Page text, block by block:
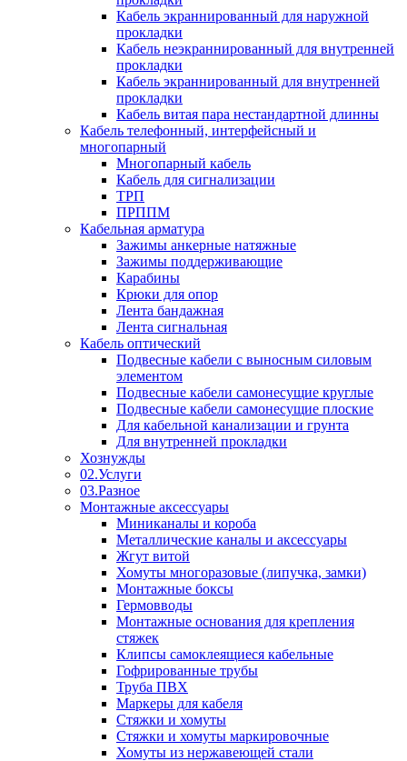
Кабель экраннированный для наружной
прокладки
Кабель неэкраннированный для внутренней
прокладки
Кабель экраннированный для внутренней
прокладки
Кабель витая пара нестандартной длинны
Кабель телефонный, интерфейсный и
многопарный
Многопарный кабель
Кабель для сигнализации
ТРП
ПРППМ
Кабельная арматура
Зажимы анкерные натяжные
Зажимы поддерживающие
Карабины
Крюки для опор
Лента бандажная
Лента сигнальная
Кабель оптический
Подвесные кабели с выносным силовым
элементом
Подвесные кабели самонесущие круглые
Подвесные кабели самонесущие плоские
Для кабельной канализации и грунта
Для внутренней прокладки
Хознужды
02.Услуги
03.Разное
Монтажные аксессуары
Миниканалы и короба
Металлические каналы и аксессуары
Жгут витой
Хомуты многоразовые (липучка, замки)
Монтажные боксы
Гермовводы
Монтажные основания для крепления
стяжек
Клипсы самоклеящиеся кабельные
Гофрированные трубы
Труба ПВХ
Маркеры для кабеля
Стяжки и хомуты
Стяжки и хомуты маркировочные
Хомуты из нержавеющей стали